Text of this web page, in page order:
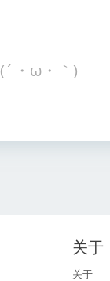
・ω・｀)
关于
关于